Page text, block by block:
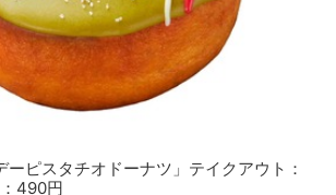
ーピスタチオドーナツ」テイクアウト：
490円